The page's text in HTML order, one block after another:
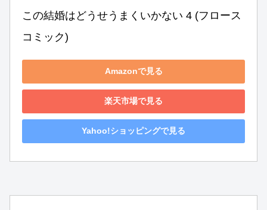
この結婚はどうせうまくいかない 4 (フロース
コミック)
Amazonで見る
楽天市場で見る
Yahoo!ショッピングで見る